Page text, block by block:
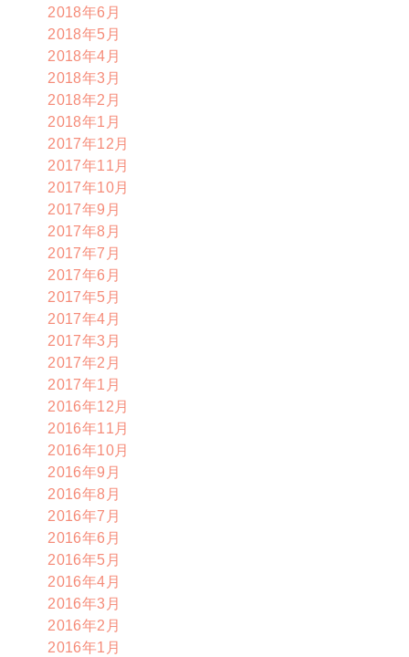
2018年6月
2018年5月
2018年4月
2018年3月
2018年2月
2018年1月
2017年12月
2017年11月
2017年10月
2017年9月
2017年8月
2017年7月
2017年6月
2017年5月
2017年4月
2017年3月
2017年2月
2017年1月
2016年12月
2016年11月
2016年10月
2016年9月
2016年8月
2016年7月
2016年6月
2016年5月
2016年4月
2016年3月
2016年2月
2016年1月